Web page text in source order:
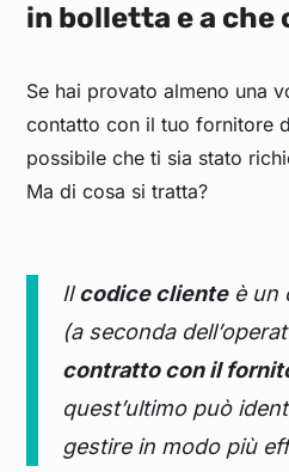
in bolletta e a che
Se hai provato almeno una
contatto con il tuo fornitore
possibile che ti sia stato
Ma di cosa si tratta?
Ilcodice clienteè un
(a seconda
contratto con il
quest’ultimo può
gestire in modo più